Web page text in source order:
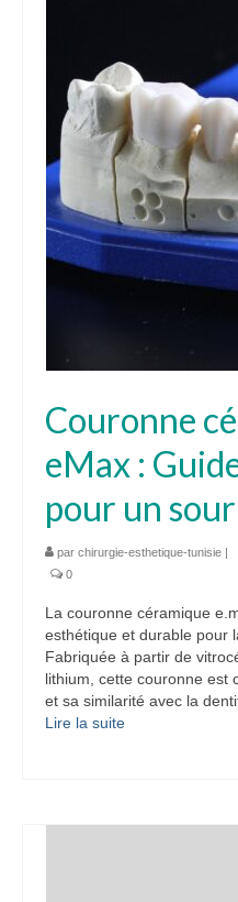
Couronne
eMax :
pour un
par chirurgie-esthetique-tunisie |
0
La couronne céramique
esthétique et durable pour
Fabriquée à partir de
lithium, cette couronne est
et sa similarité avec la
Lire la suite­­